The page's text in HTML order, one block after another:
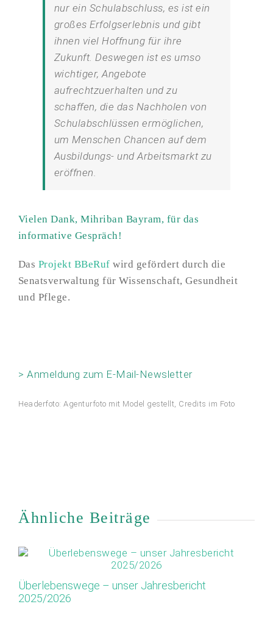
nur ein Schulabschluss, es ist ein
großes Erfolgserlebnis und gibt
ihnen viel Hoffnung für ihre
Zukunft. Deswegen ist es umso
wichtiger, Angebote
aufrechtzuerhalten und zu
schaffen, die das Nachholen von
Schulabschlüssen ermöglichen,
um Menschen Chancen auf dem
Ausbildungs- und Arbeitsmarkt zu
eröffnen.
Vielen Dank, Mihriban Bayram, für das
informative Gespräch!
Das Projekt BBeRuf wird gefördert durch die
Senatsverwaltung für Wissenschaft, Gesundheit
und Pflege.
> Anmeldung zum E-Mail-Newsletter
Headerfoto: Agenturfoto mit Model gestellt, Credits im Foto
Ähnliche Beiträge
Überlebenswege – unser Jahresbericht
2025/2026